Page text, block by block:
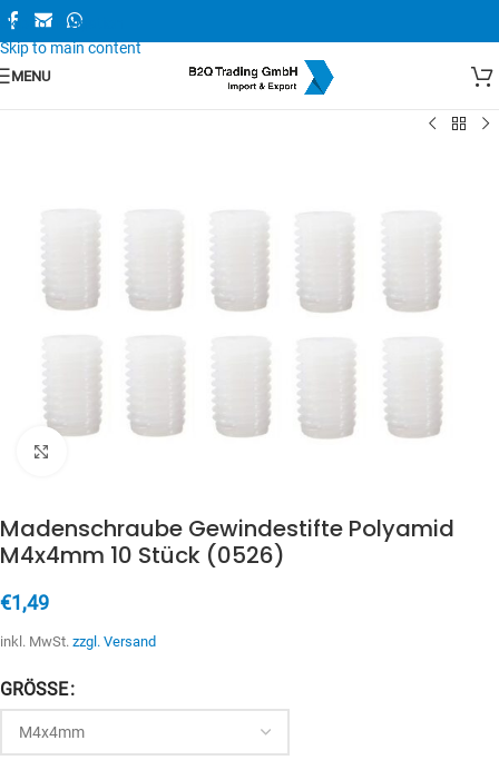
Skip to navigation
Skip to main content
MENU
Madenschraube Gewindestifte Polyamid
M4x4mm 10 Stück (0526)
€1,49
inkl. MwSt. zzgl. Versand
GRÖSSE